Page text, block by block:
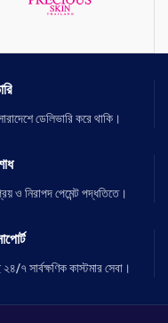
ডেলিভারি করে থাকি।
ও নিরাপদ পেমেন্ট পদ্ধতিতে।
৭ সার্বক্ষণিক কাস্টমার সেবা।